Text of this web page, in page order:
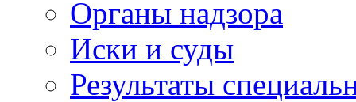
Органы надзора
Иски и суды
Результаты